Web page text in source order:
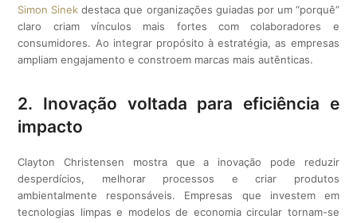
Simon Sinek destaca que organizações guiadas por um “porquê”
claro criam vínculos mais fortes com colaboradores e
consumidores. Ao integrar propósito à estratégia, as empresas
ampliam engajamento e constroem marcas mais autênticas.
2. Inovação voltada para eficiência e
impacto
Clayton Christensen mostra que a inovação pode reduzir
desperdícios, melhorar processos e criar produtos
ambientalmente responsáveis. Empresas que investem em
tecnologias limpas e modelos de economia circular tornam-se